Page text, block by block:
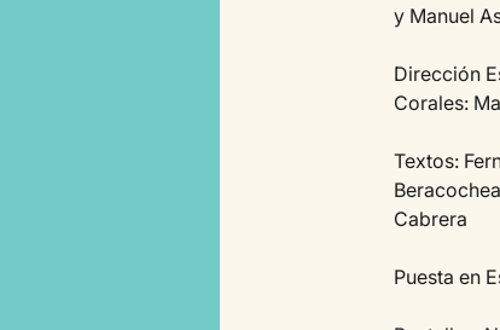
y Manuel
Dirección
Corales:
Textos:
Cabrera
Puesta en